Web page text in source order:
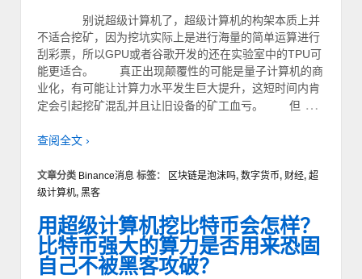
别说超级计算机了，超级计算机的构架本质上并
不适合挖矿，因为挖坑实际上是进行海量的简单运算进行
刮彩票，所以GPU或者谷歌开发的还在实验室中的TPU可
能更适合。 真正出现颠覆性的可能是量子计算机的商
业化，有可能让计算力水平发生巨大提升，这短时间内肯
定会引起挖矿混乱并且让旧设备的矿工血亏。 但 …
查阅全文 ›
文章分类 Binance消息 标签： 区块链是泡沫吗, 数字货币, 财经, 超
级计算机, 黑客
用超级计算机挖比特币会怎样？
比特币强大的算力是否用来恐固
自己不被黑客攻破？